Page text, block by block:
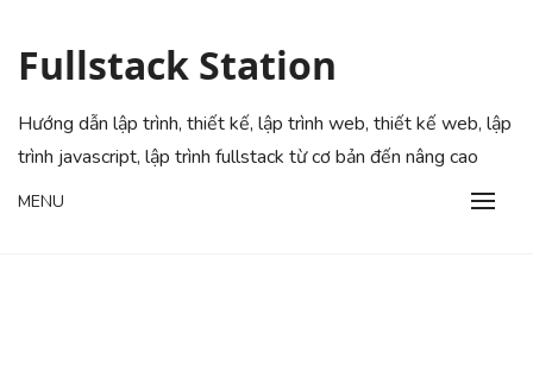
content
Fullstack Station
Hướng dẫn lập trình, thiết kế, lập trình web, thiết kế web, lập
trình javascript, lập trình fullstack từ cơ bản đến nâng cao
MENU